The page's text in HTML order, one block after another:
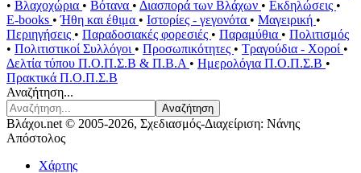
• Βλαχοχώρια • Βότανα • Διασπορά των Βλάχων • Εκδηλώσεις •
E-books •Ήθη και έθιμα • Ιστορίες - γεγονότα • Μαγειρική •
Περιηγήσεις • Παραδοσιακές φορεσιές • Παραμύθια • Πολιτισμός
• Πολιτιστικοί Συλλόγοι • Προσωπικότητες • Τραγούδια - Χοροί •
Δελτία τύπου Π.Ο.Π.Σ.Β & Π.Β.Α • Ημερολόγια Π.Ο.Π.Σ.Β •
Πρακτικά Π.Ο.Π.Σ.Β
Αναζήτηση...
Αναζήτηση
Βλάχοι.net © 2005-2026, Σχεδιασμός-Διαχείριση: Νάνης
Απόστολος
Χάρτης